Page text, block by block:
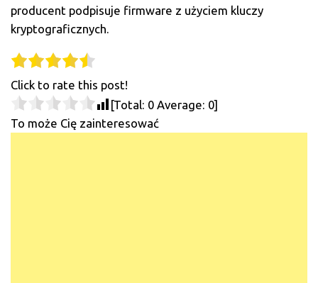
producent podpisuje firmware z użyciem kluczy
kryptograficznych.
Click to rate this post!
[Total: 0 Average: 0]
To może Cię zainteresować